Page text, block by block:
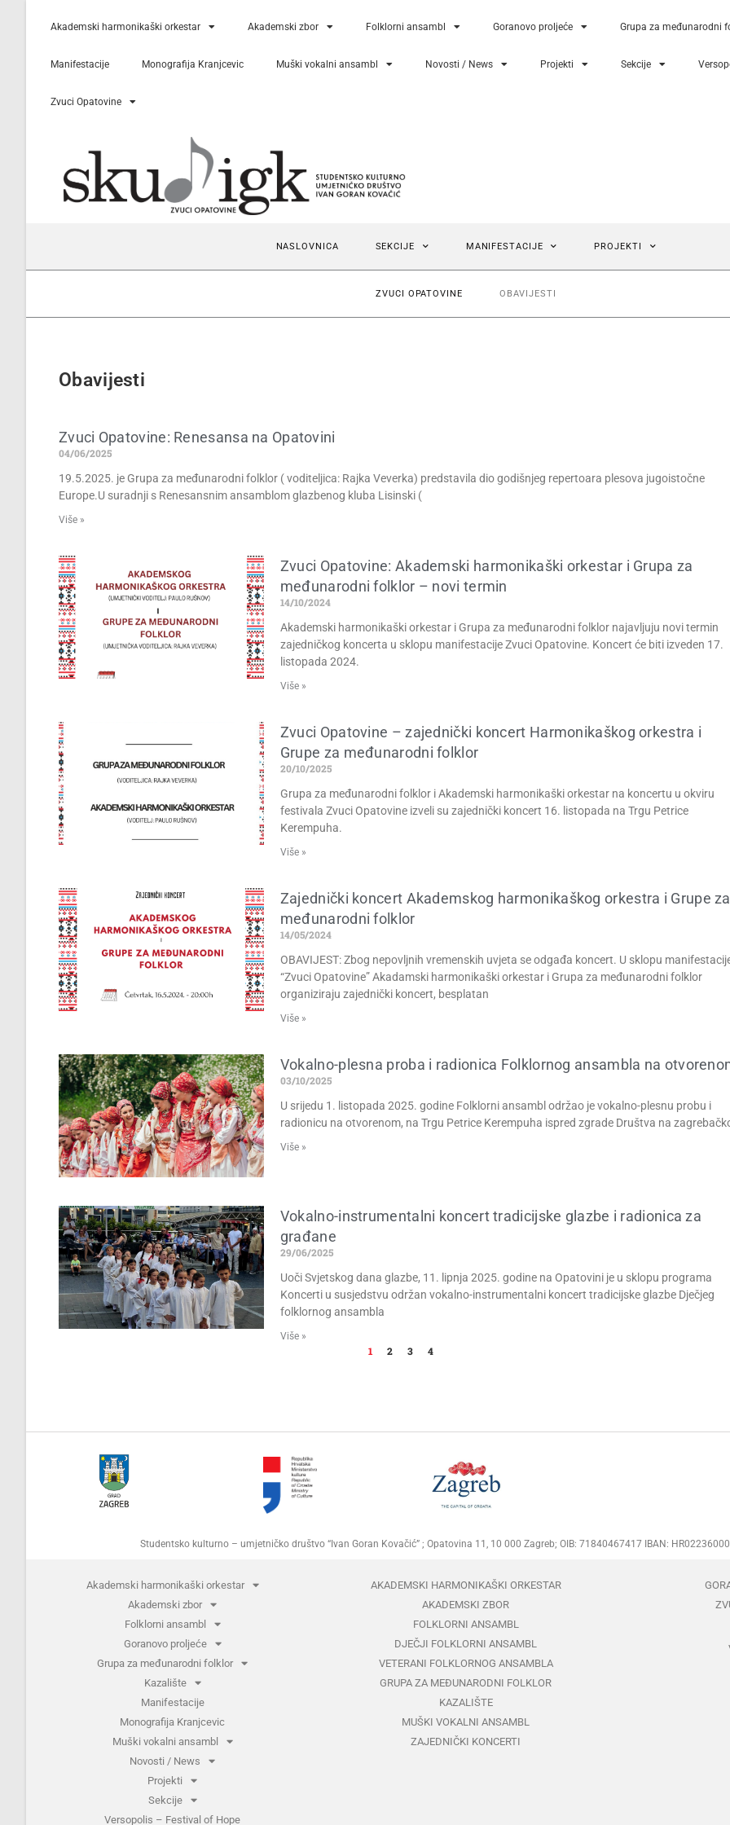
Akademski harmonikaški orkestar Akademski zbor Folklorni ansambl Goranovo proljeće Grupa za međunarodni
Manifestacije Monografija Kranjcevic Muški vokalni ansambl Novosti / News Projekti Sekcije
Zvuci Opatovine
NASLOVNICA SEKCIJE MANIFESTACIJE PROJEKTI
ZVUCI OPATOVINE OBAVIJESTI
Obavijesti
Zvuci Opatovine: Renesansa na Opatovini
04/06/2025
19.5.2025. je Grupa za međunarodni folklor ( voditeljica: Rajka Veverka) predstavila dio godišnjeg repertoara plesova jugoistočne
Europe.U suradnji s Renesansnim ansamblom glazbenog kluba Lisinski (
Više »
Zvuci Opatovine: Akademski harmonikaški orkestar i Grupa za
međunarodni folklor – novi termin
14/10/2024
Akademski harmonikaški orkestar i Grupa za međunarodni folklor najavljuju novi termin
zajedničkog koncerta u sklopu manifestacije Zvuci Opatovine. Koncert će biti izveden 17.
listopada 2024.
Više »
Zvuci Opatovine – zajednički koncert Harmonikaškog orkestra i
Grupe za međunarodni folklor
20/10/2025
Grupa za međunarodni folklor i Akademski harmonikaški orkestar na koncertu u okviru
festivala Zvuci Opatovine izveli su zajednički koncert 16. listopada na Trgu Petrice
Kerempuha.
Više »
Zajednički koncert Akademskog harmonikaškog orkestra i Grupe za
međunarodni folklor
14/05/2024
OBAVIJEST: Zbog nepovljnih vremenskih uvjeta se odgađa koncert. U sklopu
“Zvuci Opatovine” Akadamski harmonikaški orkestar i Grupa za međunarodni folklor
organiziraju zajednički koncert, besplatan
Više »
Vokalno-plesna proba i radionica Folklornog ansambla na
03/10/2025
U srijedu 1. listopada 2025. godine Folklorni ansambl održao je vokalno-plesnu probu i
radionicu na otvorenom, na Trgu Petrice Kerempuha ispred zgrade Društva na
Više »
Vokalno-instrumentalni koncert tradicijske glazbe i radionica za
građane
29/06/2025
Uoči Svjetskog dana glazbe, 11. lipnja 2025. godine na Opatovini je u sklopu programa
Koncerti u susjedstvu održan vokalno-instrumentalni koncert tradicijske glazbe Dječjeg
folklornog ansambla
Više »
1 2 3 4
Studentsko kulturno – umjetničko društvo “Ivan Goran Kovačić” ; Opatovina 11, 10 000 Zagreb; OIB: 71840467417 IBAN:
Akademski harmonikaški orkestar
Akademski zbor
Folklorni ansambl
Goranovo proljeće
Grupa za međunarodni folklor
Kazalište
Manifestacije
Monografija Kranjcevic
Muški vokalni ansambl
Novosti / News
Projekti
Sekcije
Versopolis – Festival of Hope
AKADEMSKI HARMONIKAŠKI ORKESTAR
AKADEMSKI ZBOR
FOLKLORNI ANSAMBL
DJEČJI FOLKLORNI ANSAMBL
VETERANI FOLKLORNOG ANSAMBLA
GRUPA ZA MEĐUNARODNI FOLKLOR
KAZALIŠTE
MUŠKI VOKALNI ANSAMBL
ZAJEDNIČKI KONCERTI